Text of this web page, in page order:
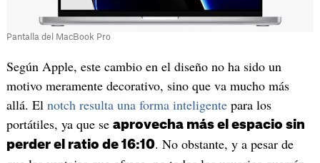
Pantalla del MacBook Pro
Según Apple, este cambio en el diseño no ha sido un
motivo meramente decorativo, sino que va mucho más
allá. El notch resulta una forma inteligentepara los
portátiles, ya que se aprovecha más el espacio sin
perder el ratio de 16:10. No obstante, y a pesar de